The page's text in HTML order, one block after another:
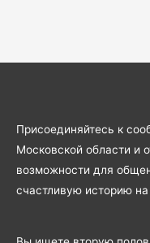
Присоединяйтесь к
Московской области и
возможности для
счастливую историю